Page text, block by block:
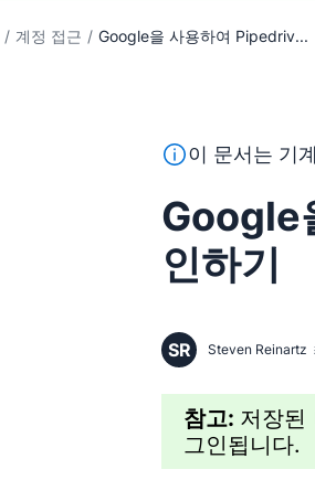
/ 계정 접근 / Google을 사용하여 Pipedriv...
이 텍스트는 기계
이 문서는 기
Google
인하기
SR Steven Reinartz
참고: 저장된
그인됩니다.